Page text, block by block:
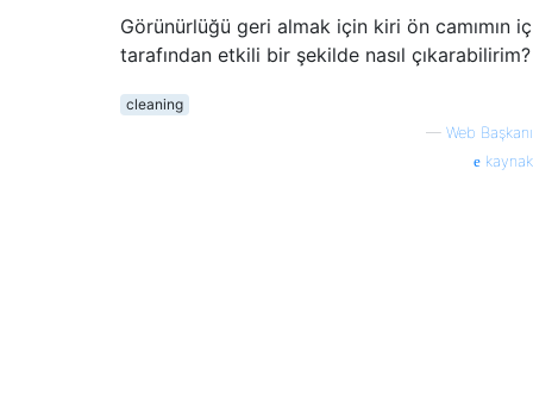
Görünürlüğü geri almak için kiri ön camımın iç
tarafından etkili bir şekilde nasıl çıkarabilirim?
cleaning
— Web Başkanı
kaynak